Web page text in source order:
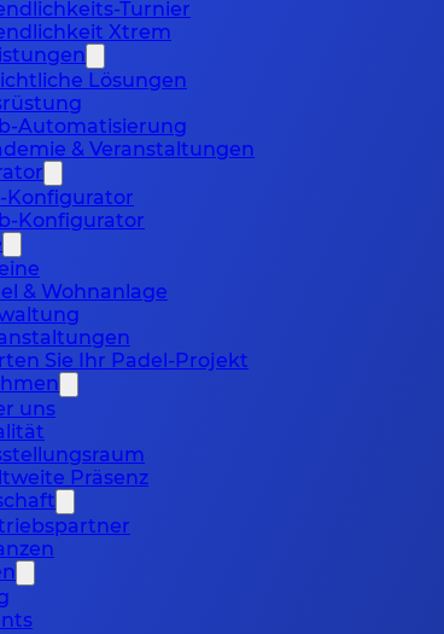
Turnier
Xtrem
Lösungen
Automatisierung
& Veranstaltungen
Konfigurator
Konfigurator
& Wohnanlage
Sie Ihr Padel-Projekt
uns
Präsenz